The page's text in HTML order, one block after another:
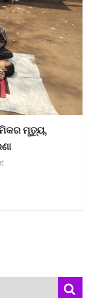
ମୃତ୍ୟୁ,